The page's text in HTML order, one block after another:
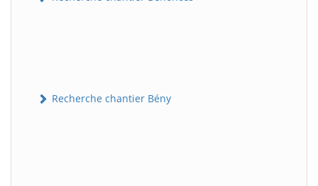
Recherche chantier Bény